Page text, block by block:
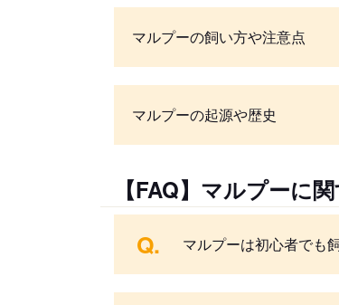
マルプーの飼い方や注意点
マルプーの起源や歴史
【FAQ】マルプーに
Q. マルプーは初心者でも